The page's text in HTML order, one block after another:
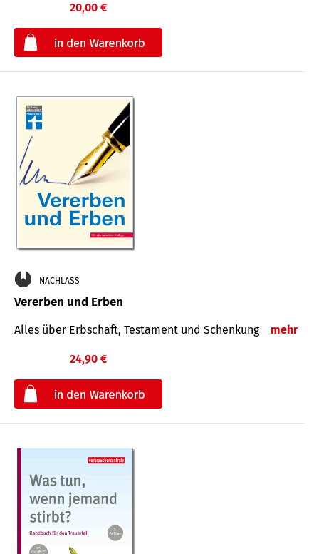
20,00 €
NACHLASS
Vererben und Erben
Alles über Erbschaft, Testament und Schenkung mehr
24,90 €